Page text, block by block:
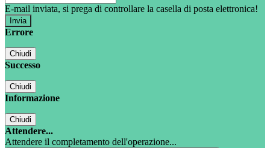
E-mail inviata, si prega di controllare la casella di posta elettronica!
Errore
Chiudi
Successo
Chiudi
Informazione
Chiudi
Attendere...
Attendere il completamento dell'operazione...